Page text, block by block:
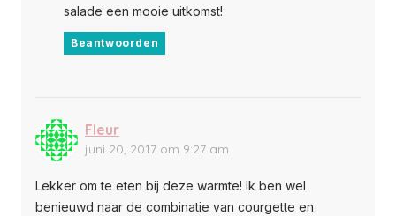
salade een mooie uitkomst!
Beantwoorden
Fleur
juni 20, 2017 om 9:27 am
Lekker om te eten bij deze warmte! Ik ben wel
benieuwd naar de combinatie van courgette en